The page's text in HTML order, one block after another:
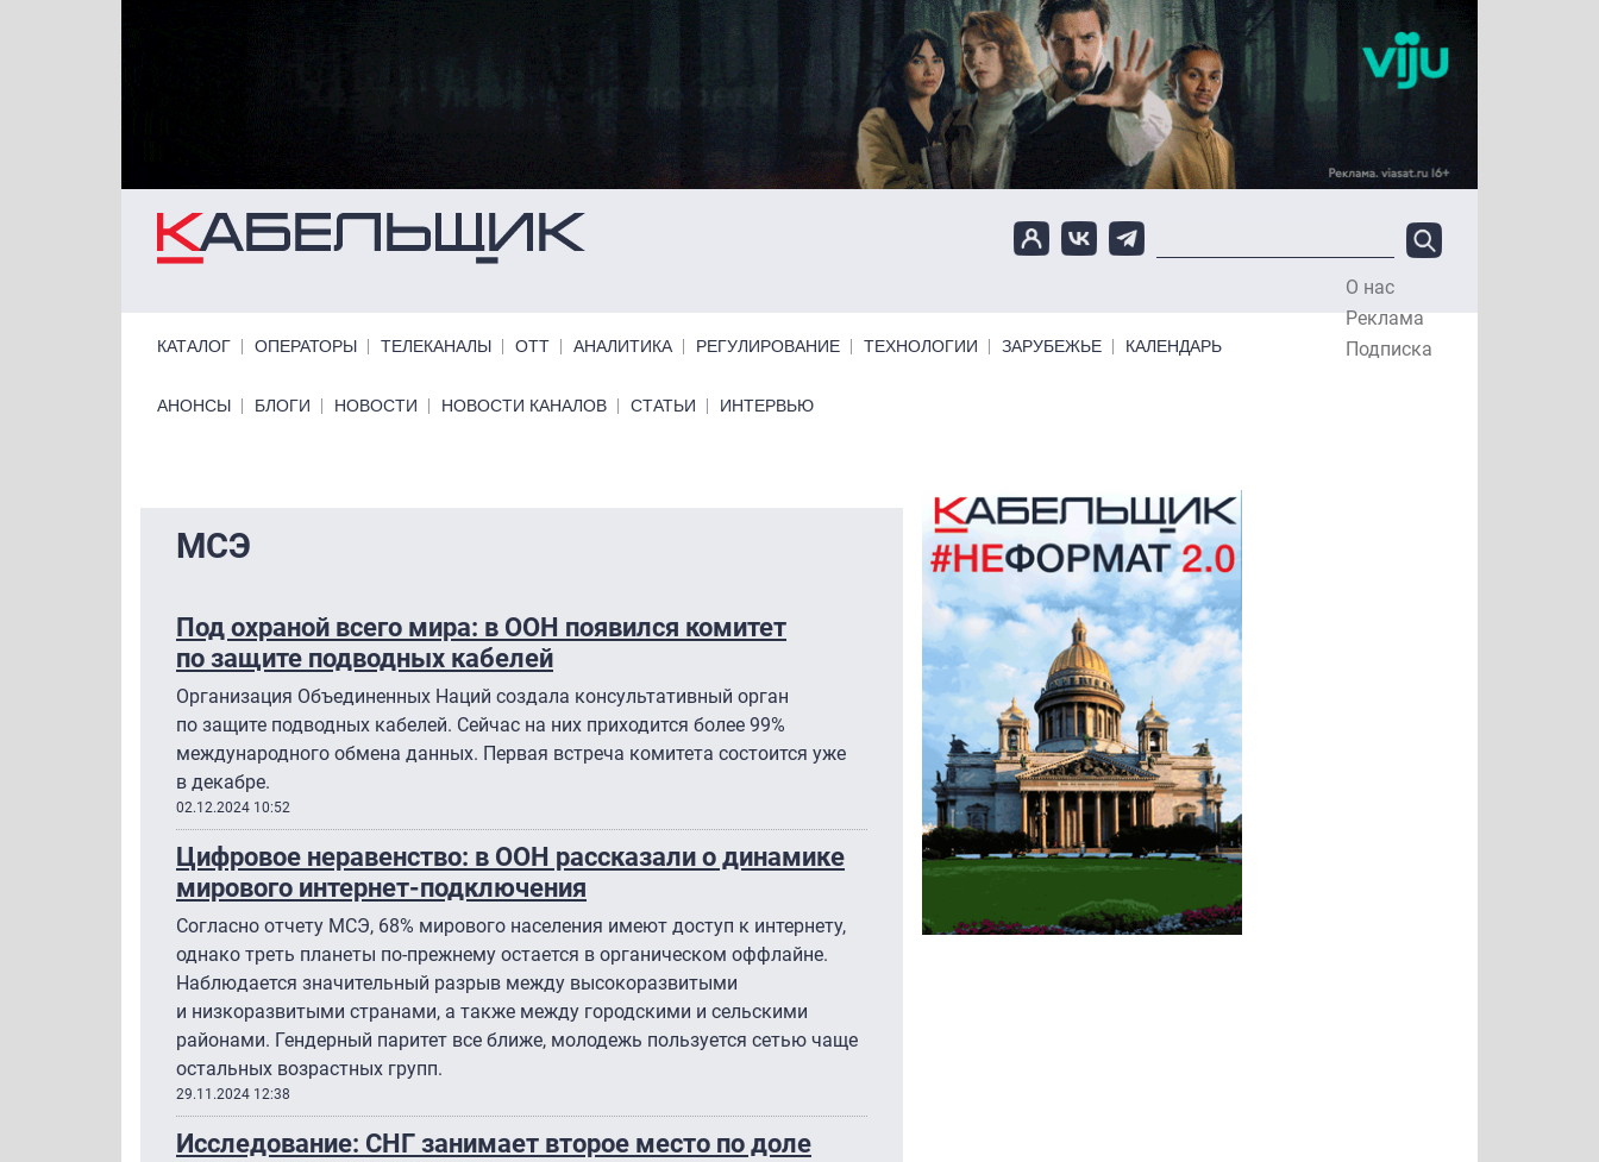
Перейти к основному содержанию
О нас
Реклама
Подписка
КАТАЛОГ ОПЕРАТОРЫ ТЕЛЕКАНАЛЫ ОТТ АНАЛИТИКА РЕГУЛИРОВАНИЕ ТЕХНОЛОГИИ ЗАРУБЕЖЬЕ КАЛЕНДАРЬ
Primary links bottom
АНОНСЫ БЛОГИ НОВОСТИ НОВОСТИ КАНАЛОВ СТАТЬИ ИНТЕРВЬЮ
МСЭ
Под охраной всего мира: в ООН появился комитет
по защите подводных кабелей
Организация Объединенных Наций создала консультативный орган
по защите подводных кабелей. Сейчас на них приходится более 99%
международного обмена данных. Первая встреча комитета состоится уже
в декабре.
02.12.2024 10:52
Цифровое неравенство: в ООН рассказали о динамике
мирового интернет-подключения
Согласно отчету МСЭ, 68% мирового населения имеют доступ к интернету,
однако треть планеты по-прежнему остается в органическом оффлайне.
Наблюдается значительный разрыв между высокоразвитыми
и низкоразвитыми странами, а также между городскими и сельскими
районами. Гендерный паритет все ближе, молодежь пользуется сетью чаще
остальных возрастных групп.
29.11.2024 12:38
Исследование: СНГ занимает второе место по доле